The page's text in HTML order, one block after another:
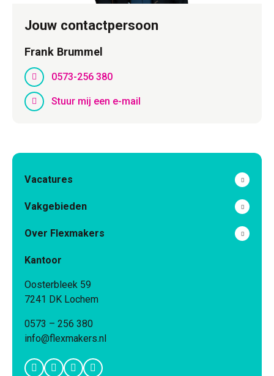
Jouw contactpersoon
Frank Brummel
0573-256 380
Stuur mij een e-mail
Vacatures
Vakgebieden
Over Flexmakers
Kantoor
Oosterbleek 59
7241 DK Lochem
0573 – 256 380
info@flexmakers.nl